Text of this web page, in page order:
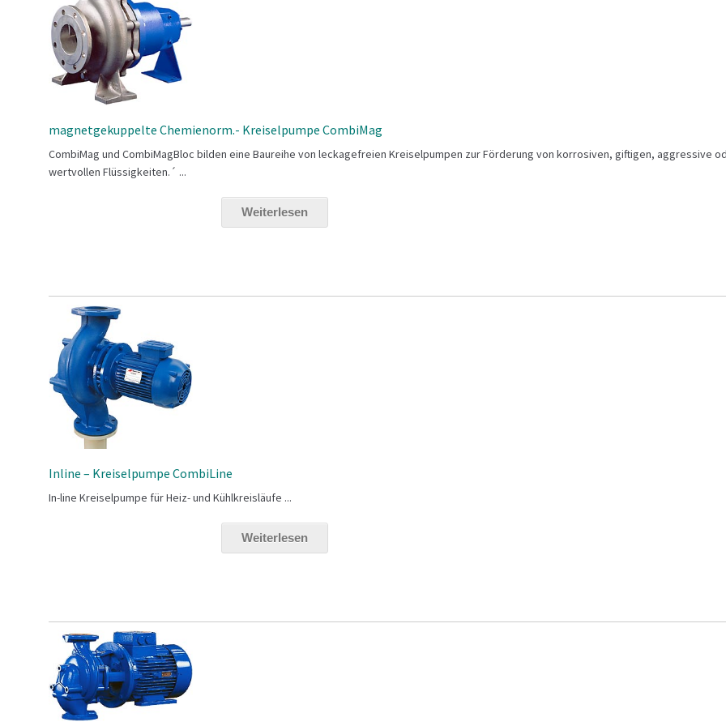
magnetgekuppelte Chemienorm.- Kreiselpumpe CombiMag
CombiMag und CombiMagBloc bilden eine Baureihe von leckagefreien Kreiselpumpen zur Förderung von korrosiven, giftigen, aggressive
wertvollen Flüssigkeiten.´ ...
Weiterlesen
Inline – Kreiselpumpe CombiLine
In-line Kreiselpumpe für Heiz- und Kühlkreisläufe ...
Weiterlesen